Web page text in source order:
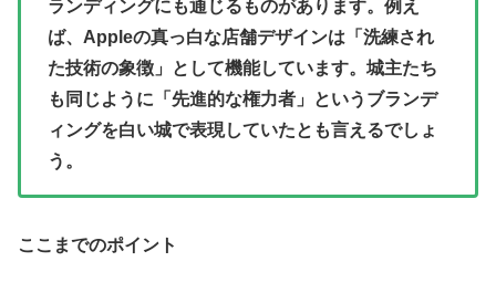
ランディングにも通じるものがあります。例え
ば、Appleの真っ白な店舗デザインは「洗練され
た技術の象徴」として機能しています。城主たち
も同じように「先進的な権力者」というブランデ
ィングを白い城で表現していたとも言えるでしょ
う。
ここまでのポイント